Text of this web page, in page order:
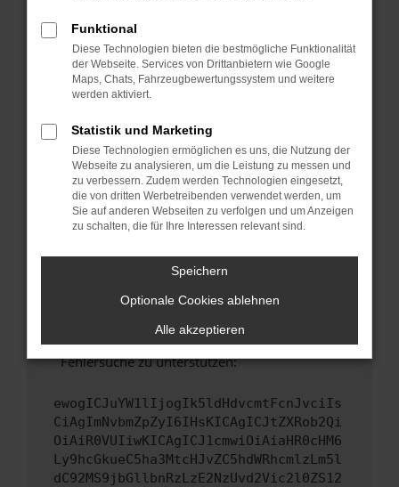
Fenster?
Starte dein Gerät neu.
Das kann manchmal helfen, vorübergehende
Probleme zu beheben.
Betriebssystem auf dem neuesten Stand
sind.
Veraltete Software birgt nicht nur ein
Sicherheitsrisiko, sondern kann auch dazu
führen, dass bestimmte Funktionen nicht mehr
unterstützt werden.
Wende dich an den Webseitenbetreiber.
Wenn du alle oben genannten Schritte versucht
hast, kontaktiere uns bitte. Wir werden
versuchen, das Problem zu beheben. Du kannst
uns diesen Text schicken, um uns bei der
Fehlersuche zu unterstützen:
ewogICJuYW1lIjogIk5ldHdvcmtFcnJvciIs
CiAgImNvbmZpZyI6IHsKICAgICJtZXRob2Qi
OiAiR0VUIiwKICAgICJ1cmwiOiAiaHR0cHM6
Ly9hcGkueC5ha3MtcHJvZC5hdWRhcmlzLm5l
dC92MS9jbGllbnRzLzE2NzUvd2Vic2l0ZS12
Funktional
Diese Technologien bieten die bestmögliche Funktionalität
der Webseite. Services von Drittanbietern wie Google
Maps, Chats, Fahrzeugbewertungssystem und weitere
werden aktiviert.
Statistik und Marketing
Diese Technologien ermöglichen es uns, die Nutzung der
Webseite zu analysieren, um die Leistung zu messen und
zu verbessern. Zudem werden Technologien eingesetzt,
die von dritten Werbetreibenden verwendet werden, um
Sie auf anderen Webseiten zu verfolgen und um Anzeigen
zu schalten, die für Ihre Interessen relevant sind.
Speichern
Optionale Cookies ablehnen
Alle akzeptieren